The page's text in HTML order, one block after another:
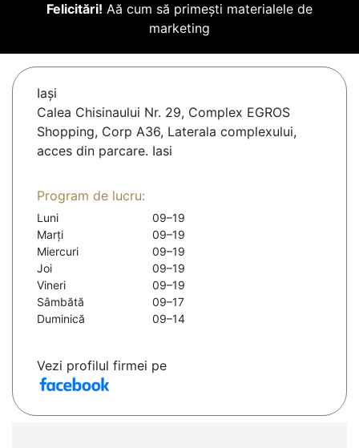
Felicitări! Aă cum să primești materialele de
marketing
Iaşi
Calea Chisinaului Nr. 29, Complex EGROS
Shopping, Corp A36, Laterala complexului,
acces din parcare. Iasi
Program de lucru:
Luni
09–19
Marți
09–19
Miercuri
09–19
Joi
09–19
Vineri
09–19
Sâmbătă
09–17
Duminică
09–14
Vezi profilul firmei pe